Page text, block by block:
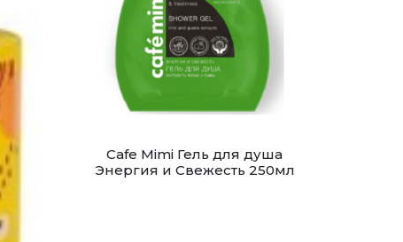
Cafe Mimi Гель для душа
Энергия и Свежесть 250мл